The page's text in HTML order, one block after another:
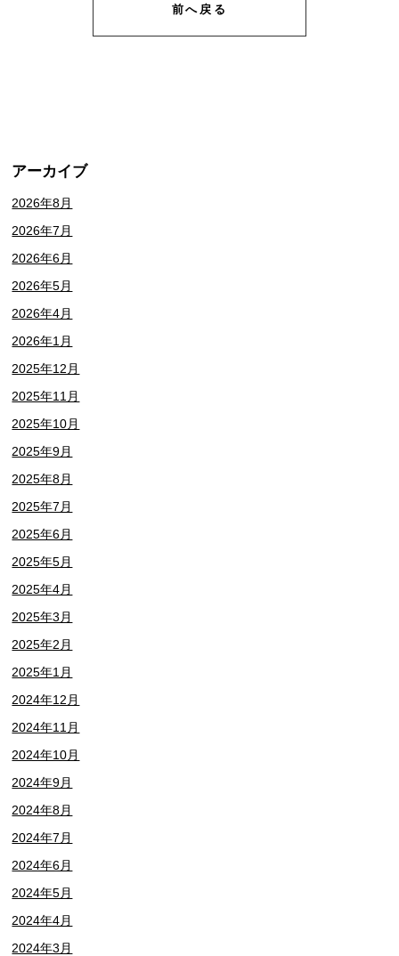
前へ戻る
アーカイブ
2026年8月
2026年7月
2026年6月
2026年5月
2026年4月
2026年1月
2025年12月
2025年11月
2025年10月
2025年9月
2025年8月
2025年7月
2025年6月
2025年5月
2025年4月
2025年3月
2025年2月
2025年1月
2024年12月
2024年11月
2024年10月
2024年9月
2024年8月
2024年7月
2024年6月
2024年5月
2024年4月
2024年3月